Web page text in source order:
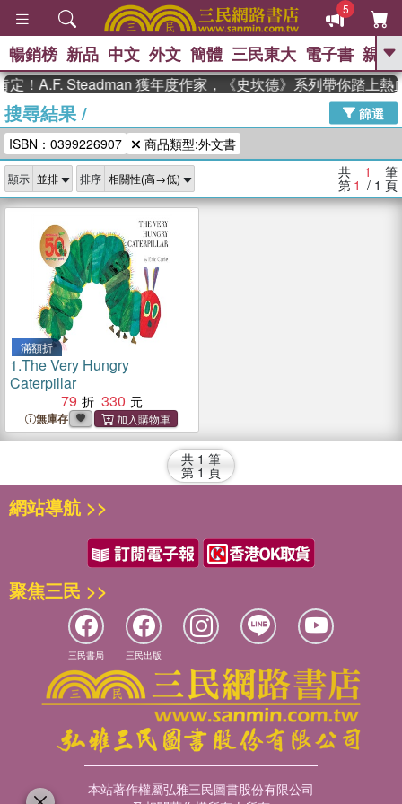
5
GO
The Odyssey 、
父親節 、 如果歷史是一群喵 、 暑期
推薦 、 國際布克獎 臺灣漫遊錄
念華 、 台灣的李登輝時代 、 數學女
孩：黎曼猜想
偉大的迷走神經
暢銷榜 新品 中文 外文 簡體 三民東大 電子書 親子
！A.F. Steadman 獲年度作家，《史坎德》系列帶你踏上熱
搜尋結果/
篩選
ISBN：0399226907
商品類型:外文書
顯示 排序 共 1 筆
第 1 / 1 頁
滿額折
1.The Very Hungry
Caterpillar
79
330
無庫存
共 1 筆
第 1 頁
網站導航 >>
聚焦三民 >>
三民書局 三民出版
本站著作權屬弘雅三民圖書股份有限公司